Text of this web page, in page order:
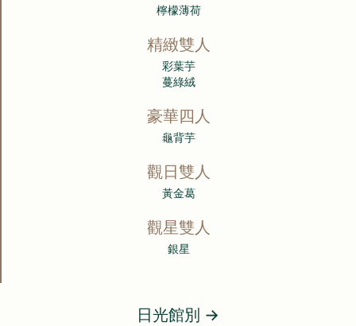
檸檬薄荷
精緻雙人
彩葉芋
蔓綠絨
豪華四人
龜背芋
觀日雙人
黃金葛
觀星雙人
銀星
日光館別 →